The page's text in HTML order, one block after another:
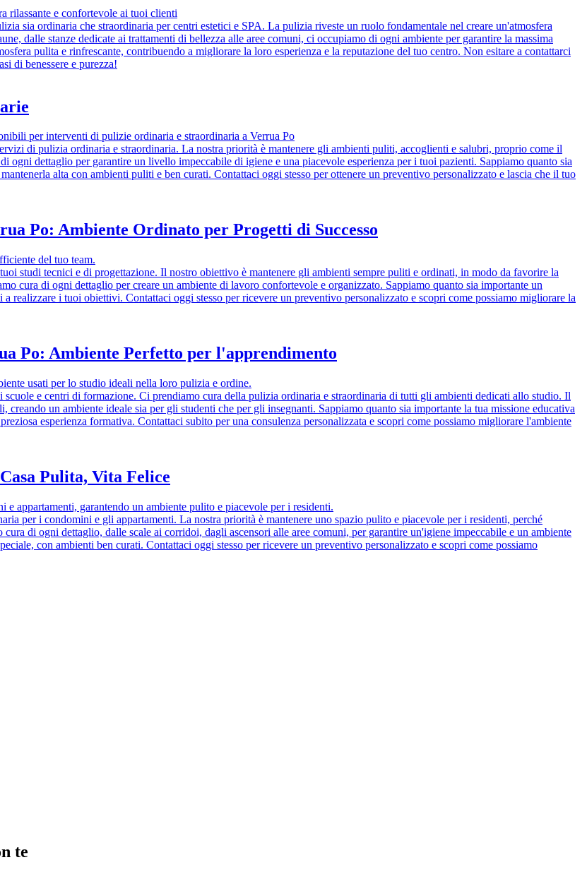
rilassante e confortevole ai tuoi clienti
sia ordinaria che straordinaria per centri estetici e SPA. La pulizia riveste un ruolo fondamentale nel creare un'atmosfera
dalle stanze dedicate ai trattamenti di bellezza alle aree comuni, ci occupiamo di ogni ambiente per garantire la massima
pulita e rinfrescante, contribuendo a migliorare la loro esperienza e la reputazione del tuo centro. Non esitare a contattarci
di benessere e purezza!
per interventi di pulizie ordinaria e straordinaria a Verrua Po
di pulizia ordinaria e straordinaria. La nostra priorità è mantenere gli ambienti puliti, accoglienti e salubri, proprio come il
ogni dettaglio per garantire un livello impeccabile di igiene e una piacevole esperienza per i tuoi pazienti. Sappiamo quanto sia
alta con ambienti puliti e ben curati. Contattaci oggi stesso per ottenere un preventivo personalizzato e lascia che il tuo
Po: Ambiente Ordinato per Progetti di Successo
del tuo team.
studi tecnici e di progettazione. Il nostro obiettivo è mantenere gli ambienti sempre puliti e ordinati, in modo da favorire la
cura di ogni dettaglio per creare un ambiente di lavoro confortevole e organizzato. Sappiamo quanto sia importante un
realizzare i tuoi obiettivi. Contattaci oggi stesso per ricevere un preventivo personalizzato e scopri come possiamo migliorare la
Po: Ambiente Perfetto per l'apprendimento
usati per lo studio ideali nella loro pulizia e ordine.
e centri di formazione. Ci prendiamo cura della pulizia ordinaria e straordinaria di tutti gli ambienti dedicati allo studio. Il
un ambiente ideale sia per gli studenti che per gli insegnanti. Sappiamo quanto sia importante la tua missione educativa
esperienza formativa. Contattaci subito per una consulenza personalizzata e scopri come possiamo migliorare l'ambiente
Pulita, Vita Felice
appartamenti, garantendo un ambiente pulito e piacevole per i residenti.
per i condomini e gli appartamenti. La nostra priorità è mantenere uno spazio pulito e piacevole per i residenti, perché
di ogni dettaglio, dalle scale ai corridoi, dagli ascensori alle aree comuni, per garantire un'igiene impeccabile e un ambiente
con ambienti ben curati. Contattaci oggi stesso per ricevere un preventivo personalizzato e scopri come possiamo
te